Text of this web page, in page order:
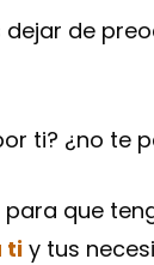
dejar de
ti? ¿no te
que
ti y tus